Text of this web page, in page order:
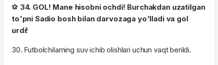
⚽️ 34. GOL! Mane hisobni ochdi! Burchakdan uzatilgan
to'pni Sadio bosh bilan darvozaga yo'lladi va gol
urdi!
30. Futbolchilarning suv ichib olishlari uchun vaqt berildi.